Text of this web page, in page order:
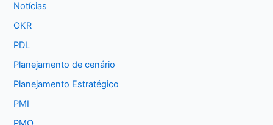
Notícias
OKR
PDL
Planejamento de cenário
Planejamento Estratégico
PMI